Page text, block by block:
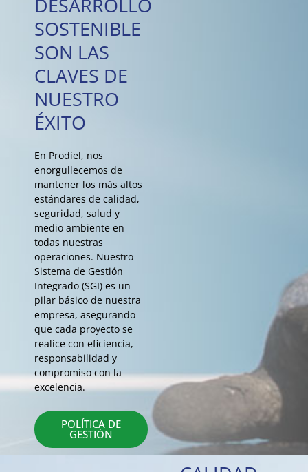
SOSTENIBLE
SON LAS
CLAVES DE
NUESTRO
ÉXITO
En Prodiel, nos
enorgullecemos de
mantener los más altos
estándares de calidad,
seguridad, salud y
medio ambiente en
todas nuestras
operaciones. Nuestro
Sistema de Gestión
Integrado (SGI) es un
pilar básico de nuestra
empresa, asegurando
que cada proyecto se
realice con eficiencia,
responsabilidad y
compromiso con la
excelencia.
POLÍTICA DE
GESTIÓN